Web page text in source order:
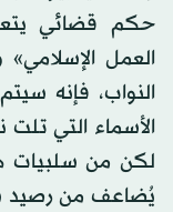
حكم قضائي
العمل
النواب، فإنه
الأسماء التي
لكن من سلبيات
يُضاعف من رصيد